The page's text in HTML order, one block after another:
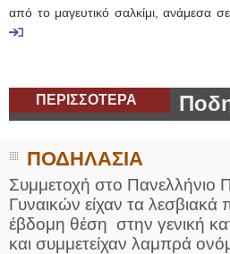
από το μαγευτικό σαλκίμι, ανάμεσα
ΠΕΡΙΣΣΟΤΕΡΑ
ΠΟΔΗΛΑΣΙΑ
Συμμετοχή στο
Γυναικών είχαν τα
έβδομη θέση στην γενική
και συμμετείχαν λαμπρά